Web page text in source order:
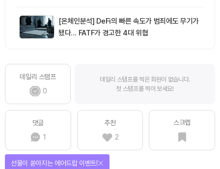
[온체인분석] DeFi의 빠른 속도가 범죄에도 무기가
됐다… FATF가 경고한 4대 위협
데일리 스탬프
0
데일리 스탬프를 찍은 회원이 없습니다.
첫 스탬프를 찍어 보세요!
댓글
1
추천
2
스크랩
선물이 쏟아지는 에어드랍 이벤트!